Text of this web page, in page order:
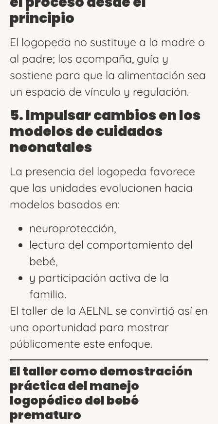
principio
El logopeda no sustituye a la madre o
al padre; los acompaña, guía y
sostiene para que la alimentación sea
un espacio de vínculo y regulación.
5. Impulsar cambios en los
modelos de cuidados
neonatales
La presencia del logopeda favorece
que las unidades evolucionen hacia
modelos basados en:
neuroprotección,
lectura del comportamiento del
bebé,
y participación activa de la
familia.
El taller de la AELNL se convirtió así en
una oportunidad para mostrar
públicamente este enfoque.
El taller como demostración
práctica del manejo
logopédico del bebé
prematuro